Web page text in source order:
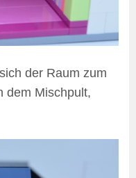
der Raum zum
dem Mischpult,